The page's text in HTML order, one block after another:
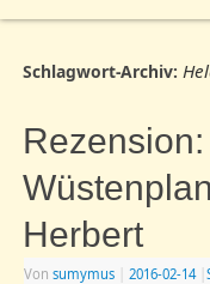
Schlagwort-Archiv:
Herbert
Von sumymus 2016-02-14